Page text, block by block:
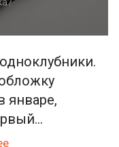
январе,